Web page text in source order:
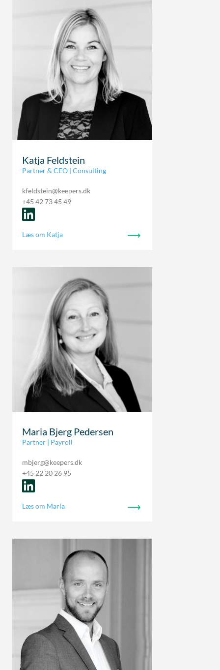
Katja Feldstein
Partner & CEO | Consulting
kfeldstein@keepers.dk
+45 42 73 45 49
Læs om Katja
Maria Bjerg Pedersen
Partner | Payroll
mbjerg@keepers.dk
+45 22 20 26 95
Læs om Maria